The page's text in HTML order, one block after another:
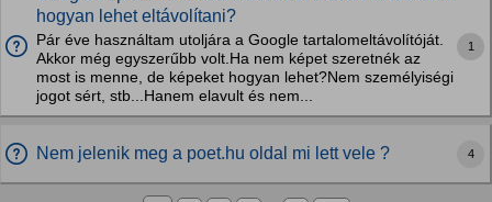
hogyan lehet eltávolítani?
Pár éve használtam utoljára a Google tartalomeltávolítóját.
Akkor még egyszerűbb volt.Ha nem képet szeretnék az
most is menne, de képeket hogyan lehet?Nem személyiségi
jogot sért, stb...Hanem elavult és nem...
1
Nem jelenik meg a poet.hu oldal mi lett vele ? 4